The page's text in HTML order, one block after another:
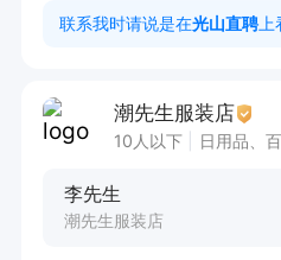
       店长：8000-20000
联系我时请说是在光山直聘
潮先生服装店
10人以下 日用品、
李先生
潮先生服装店